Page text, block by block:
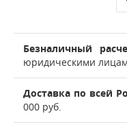
Безналичный
юридическими
Доставка по всей
000 руб.